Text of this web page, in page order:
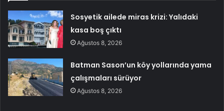
Sosyetik ailede miras krizi: Yalıdaki
kasa boş çıktı
Ağustos 8, 2026
Batman Sason’un köy yollarında yama
çalışmaları sürüyor
Ağustos 8, 2026